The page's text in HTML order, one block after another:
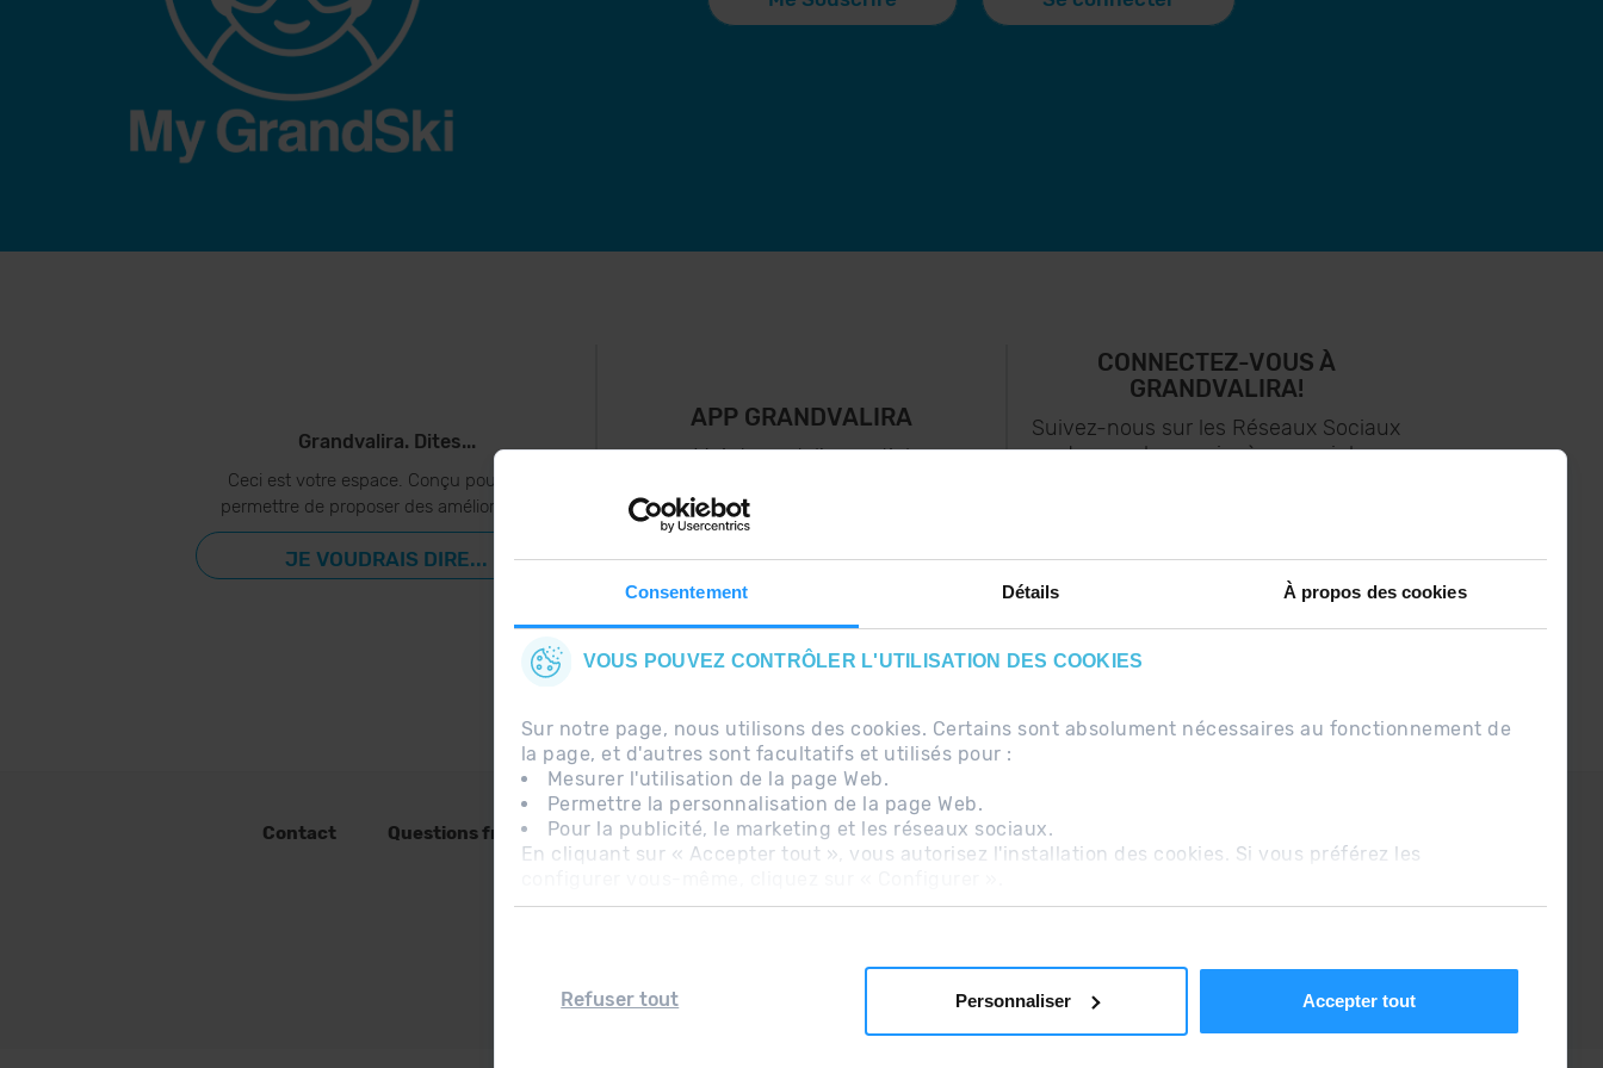
Consentement Détails À propos des cookies
VOUS POUVEZ CONTRÔLER L'UTILISATION DES COOKIES
Sur notre page, nous utilisons des cookies. Certains sont absolument nécessaires au fonctionnement de
la page, et d'autres sont facultatifs et utilisés pour :
Mesurer l'utilisation de la page Web.
Permettre la personnalisation de la page Web.
Pour la publicité, le marketing et les réseaux sociaux.
En cliquant sur « Accepter tout », vous autorisez l'installation des cookies. Si vous préférez les
Refuser tout Personnaliser Accepter tout
Grandvalira. Dites...
Ceci est votre espace. Conçu pour vous
permettre de proposer des améliorations..
JE VOUDRAIS DIRE...
APP GRANDVALIRA
Maintenant, l'essentiel
CONNECTEZ-VOUS À
GRANDVALIRA!
Suivez-nous sur les Réseaux Sociaux
et soyez le premier à recevoir les
Contact Questions fréquentes Avis légal Information complémentaire RGPDUE